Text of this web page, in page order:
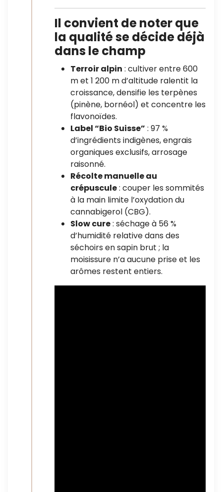
Il convient de noter que
la qualité se décide déjà
dans le champ
Terroir alpin : cultiver entre 600
m et 1 200 m d’altitude ralentit la
croissance, densifie les terpènes
(pinène, bornéol) et concentre les
flavonoïdes.
Label “Bio Suisse” : 97 %
d’ingrédients indigènes, engrais
organiques exclusifs, arrosage
raisonné.
Récolte manuelle au
crépuscule: couper les sommités
à la main limite l’oxydation du
cannabigerol (CBG).
Slow cure: séchage à 56 %
d’humidité relative dans des
séchoirs en sapin brut ; la
moisissure n’a aucune prise et les
arômes restent entiers.